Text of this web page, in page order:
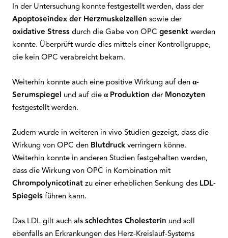
In der Untersuchung konnte festgestellt werden, dass der
Apoptoseindex der Herzmuskelzellen sowie der
oxidative Stressdurch die Gabe von OPC gesenktwerden
konnte. Überprüft wurde dies mittels einer Kontrollgruppe,
die kein OPC verabreicht bekam.
Weiterhin konnte auch eine positive Wirkung auf denα-
Serumspiegel und auf dieα Produktion der Monozyten
festgestellt werden.
Zudem wurde in weiteren in vivo Studien gezeigt, dass die
Wirkung von OPC den Blutdruckverringern könne.
Weiterhin konnte in anderen Studien festgehalten werden,
dass die Wirkung von OPC in Kombination mit
Chrompolynicotinatzu einer erheblichen Senkung des LDL-
Spiegelsführen kann.
Das LDL gilt auch alsschlechtesCholesterin und soll
ebenfalls an Erkrankungen des Herz-Kreislauf-Systems